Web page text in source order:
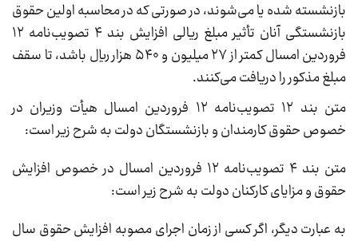
بازنشسته شده یا می‌شوند، در صورتی که در محاسبه اولین حقوق
بازنشستگی آنان تأثیر مبلغ ریالی افزایش بند ۴ تصویب‌نامه ۱۲
فروردین امسال کمتر از ۲۷ میلیون و ۵۴۰ هزار ریال باشد، تا سقف
مبلغ مذکور را دریافت می‌کنند.
متن بند ۱۲ تصویب‌نامه ۱۲ فروردین امسال هیأت وزیران در
خصوص حقوق کارمندان و بازنشستگان دولت به شرح زیر است:
متن بند ۴ تصویب‌نامه ۱۲ فروردین امسال در خصوص افزایش
حقوق و مزایای کارکنان دولت به شرح زیر است:
به عبارت دیگر، اگر کسی از زمان اجرای مصوبه افزایش حقوق سال